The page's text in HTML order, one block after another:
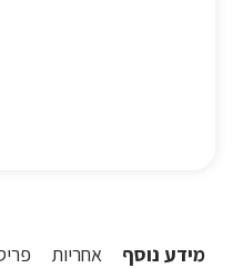
מידע נוסף אחריות